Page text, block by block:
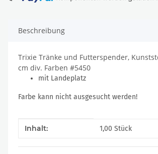
Beschreibung
Trixie Tränke und Futterspender,
cm div. Farben #5450
mit Landeplatz
Farbe kann nicht ausgesucht werden!
Produkteigenschaft
Wert
Inhalt: 1,00 Stück